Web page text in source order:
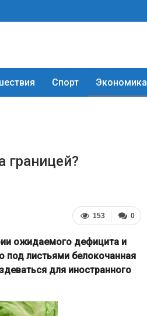
Спорт Экономика
границей?
0
153
ожидаемого дефицита и
под листьями белокочанная
для иностранного